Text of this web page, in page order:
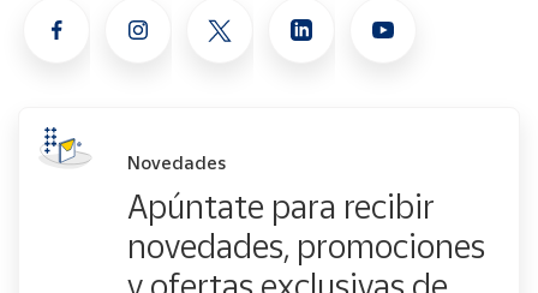
Novedades
Apúntate para recibir
novedades, promociones